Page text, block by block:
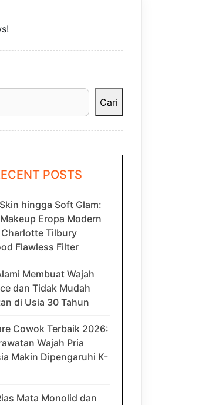
Cari
POSTS
hingga Soft Glam:
Eropa Modern
Tilbury
Flawless Filter
Membuat Wajah
dan Tidak Mudah
di Usia 30 Tahun
Cowok Terbaik 2026:
Wajah Pria
Makin Dipengaruhi K-
Mata Monolid dan